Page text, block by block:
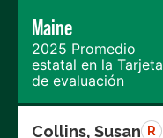
Maine
2025 Promedio
estatal en la Tarjeta
de evaluación
Collins, Susan R